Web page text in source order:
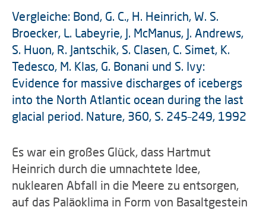
Vergleiche: Bond, G. C., H. Heinrich, W. S.
Broecker, L. Labeyrie, J. McManus, J. Andrews,
S. Huon, R. Jantschik, S. Clasen, C. Simet, K.
Tedesco, M. Klas, G. Bonani und S. Ivy:
Evidence for massive discharges of icebergs
into the North Atlantic ocean during the last
glacial period. Nature, 360, S. 245–249, 1992
Es war ein großes Glück, dass Hartmut
Heinrich durch die umnachtete Idee,
nuklearen Abfall in die Meere zu entsorgen,
auf das Paläoklima in Form von Basaltgestein